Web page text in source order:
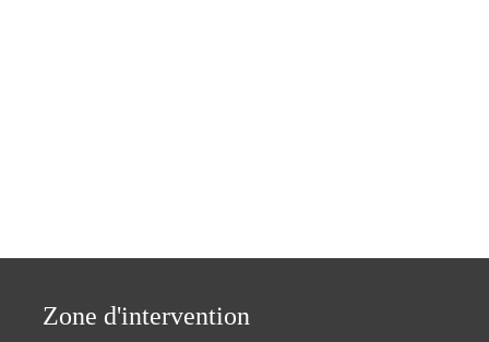
Zone d'intervention